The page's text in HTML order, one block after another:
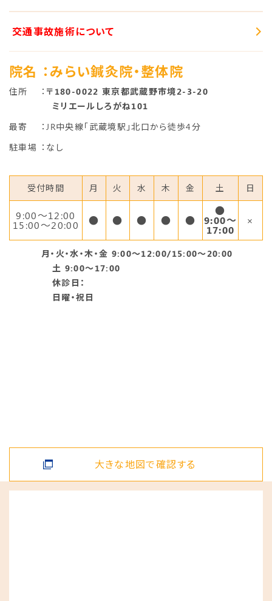
交通事故施術について
院名 ：みらい鍼灸院・整体院
住所 ： 〒180-0022 東京都武蔵野市境2-3-20
ミリエールしろがね101
最寄
：JR中央線「武蔵境駅」北口から徒歩4分
駐車場 ：なし
受付時間 月 火 水 木 金 土 日
9:00〜12:00
15:00～20:00 ● ● ● ● ●
●
9:00～
17:00
×
月・火・水・木・金 9:00～12:00/15:00～20:00
土 9:00～17:00
休診日：
日曜・祝日
大きな地図で確認する